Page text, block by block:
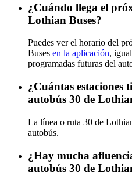
¿Cuándo llega el
Lothian Buses?
Puedes ver el horario del
Buses en la aplicación,
programadas futuras del
¿Cuántas estaciones
autobús 30 de
La línea o ruta 30 de
autobús.
¿Hay mucha
autobús 30 de